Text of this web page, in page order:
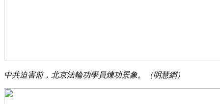
中共迫害前，北京法輪功學員煉功景象。（明慧網）